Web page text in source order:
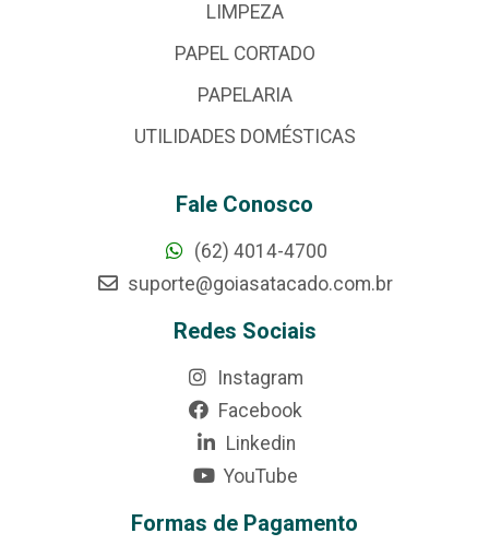
LIMPEZA
PAPEL CORTADO
PAPELARIA
UTILIDADES DOMÉSTICAS
Fale Conosco
(62) 4014-4700
suporte@goiasatacado.com.br
Redes Sociais
Instagram
Facebook
Linkedin
YouTube
Formas de Pagamento